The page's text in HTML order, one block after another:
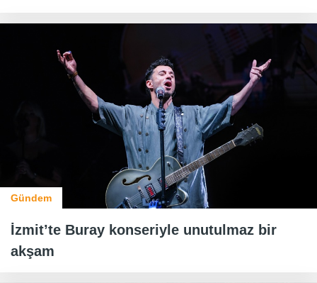
Gündem
İzmit’te Buray konseriyle unutulmaz bir
akşam